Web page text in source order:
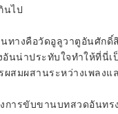
นไป
ทางคือวัดอูลูวาตูอันศัก
อันน่าประทับใจทำให้ที่
ผสมผสานระหว่างเพลง
การขับขานบทสวดอันท